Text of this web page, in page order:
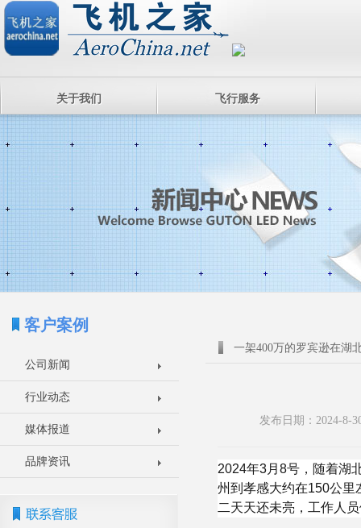
关于我们 飞行服务
客户案例
公司新闻
行业动态
媒体报道
品牌资讯
一架400万的罗宾逊在湖
发布日期：2024-8-
2024年3月8号，随着湖
州到孝感大约在150公里
二天天还未亮，工作人